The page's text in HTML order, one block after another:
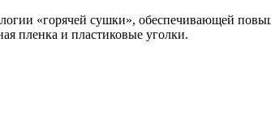
«горячей сушки», обеспечивающей
пленка и пластиковые уголки.